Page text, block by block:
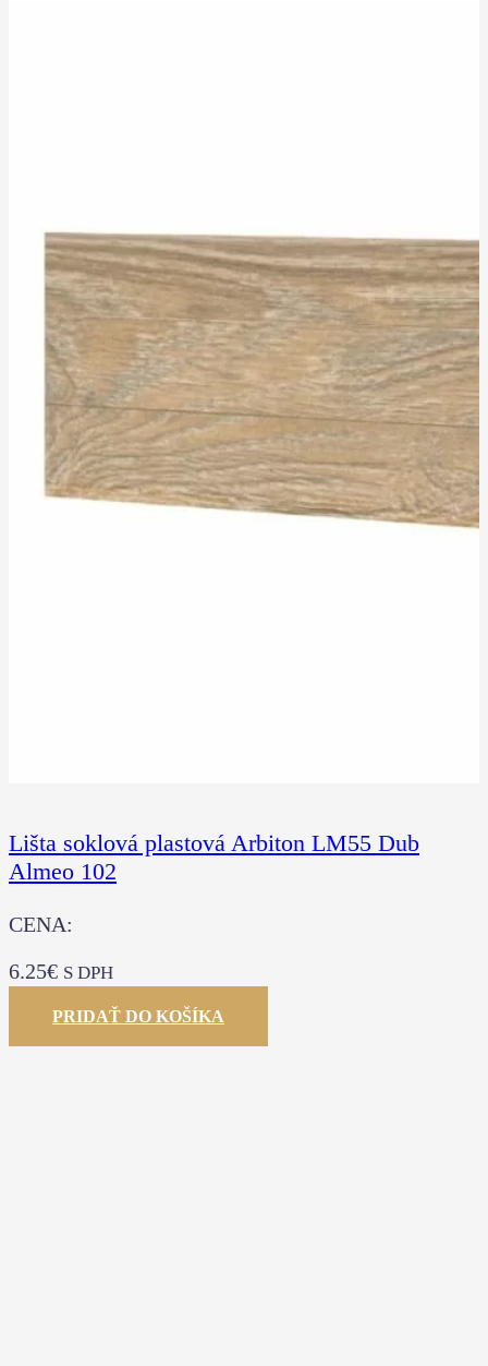
Lišta soklová plastová Arbiton LM55 Dub
Almeo 102
CENA:
6.25€ S DPH
PRIDAŤ DO KOŠÍKA